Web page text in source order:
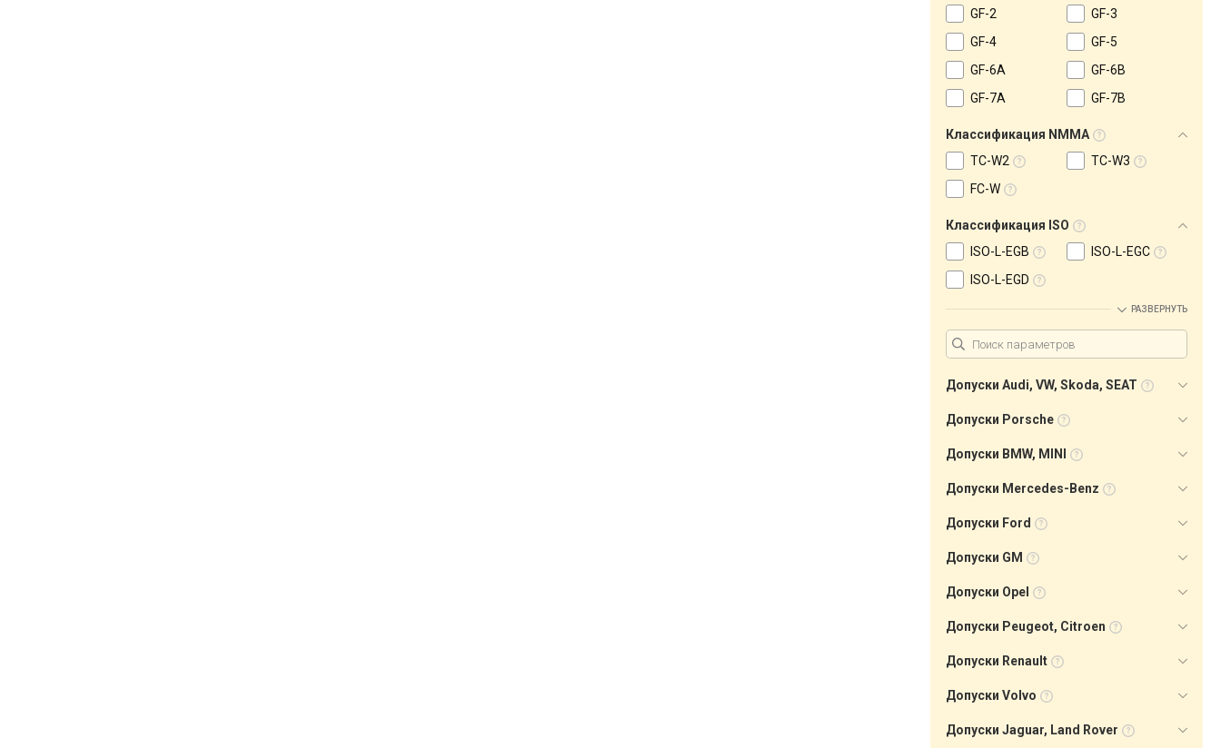
GF-2
GF-3
GF-4
GF-5
GF-6A
GF-6B
GF-7A
GF-7B
Классификация NMMA
TC-W2
TC-W3
FC-W
Классификация ISO
ISO-L-EGB
ISO-L-EGC
ISO-L-EGD
РАЗВЕРНУТЬ
Допуски Audi, VW, Skoda, SEAT
Допуски Porsche
Допуски BMW, MINI
Допуски Mercedes-Benz
Допуски Ford
Допуски GM
Допуски Opel
Допуски Peugeot, Citroen
Допуски Renault
Допуски Volvo
Допуски Jaguar, Land Rover